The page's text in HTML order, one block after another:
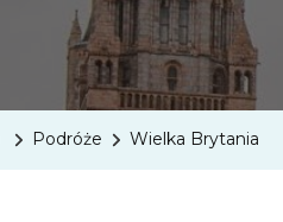
Podróże Wielka Brytania